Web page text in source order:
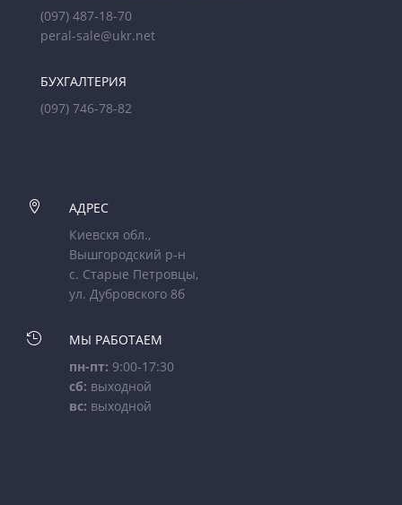
(097) 487-18-70
peral-sale@ukr.net
БУХГАЛТЕРИЯ
(097) 746-78-82

АДРЕС
Киевскя обл.,
Вышгородский р-н
с. Старые Петровцы,
ул. Дубровского 8б

МЫ РАБОТАЕМ
пн-пт: 9:00-17:30
сб: выходной
вс: выходной